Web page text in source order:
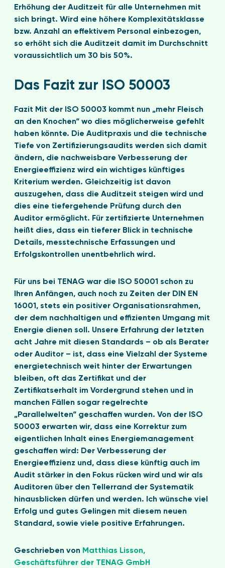
Erhöhung der Auditzeit für alle Unternehmen mit
sich bringt. Wird eine höhere Komplexitätsklasse
bzw. Anzahl an effektivem Personal einbezogen,
so erhöht sich die Auditzeit damit im Durchschnitt
voraussichtlich um 30 bis 50%.
Das Fazit zur ISO 50003
Fazit Mit der ISO 50003 kommt nun „mehr Fleisch
an den Knochen“ wo dies möglicherweise gefehlt
haben könnte. Die Auditpraxis und die technische
Tiefe von Zertifizierungsaudits werden sich damit
ändern, die nachweisbare Verbesserung der
Energieeffizienz wird ein wichtiges künftiges
Kriterium werden. Gleichzeitig ist davon
auszugehen, dass die Auditzeit steigen wird und
dies eine tiefergehende Prüfung durch den
Auditor ermöglicht. Für zertifizierte Unternehmen
heißt dies, dass ein tieferer Blick in technische
Details, messtechnische Erfassungen und
Erfolgskontrollen unentbehrlich wird.
Für uns bei TENAG war die ISO 50001 schon zu
Ihren Anfängen, auch noch zu Zeiten der DIN EN
16001, stets ein positiver Organisationsrahmen,
der dem nachhaltigen und effizienten Umgang mit
Energie dienen soll. Unsere Erfahrung der letzten
acht Jahre mit diesen Standards – ob als Berater
oder Auditor – ist, dass eine Vielzahl der Systeme
energietechnisch weit hinter der Erwartungen
bleiben, oft das Zertifikat und der
Zertifikatserhalt im Vordergrund stehen und in
manchen Fällen sogar regelrechte
„Parallelwelten“ geschaffen wurden. Von der ISO
50003 erwarten wir, dass eine Korrektur zum
eigentlichen Inhalt eines Energiemanagement
geschaffen wird: Der Verbesserung der
Energieeffizienz und, dass diese künftig auch im
Audit stärker in den Fokus rücken wird und wir als
Auditoren über den Tellerrand der Systematik
hinausblicken dürfen und werden. Ich wünsche viel
Erfolg und gutes Gelingen mit diesem neuen
Standard, sowie viele positive Erfahrungen.
Geschrieben von Matthias Lisson,
Geschäftsführer der TENAG GmbH